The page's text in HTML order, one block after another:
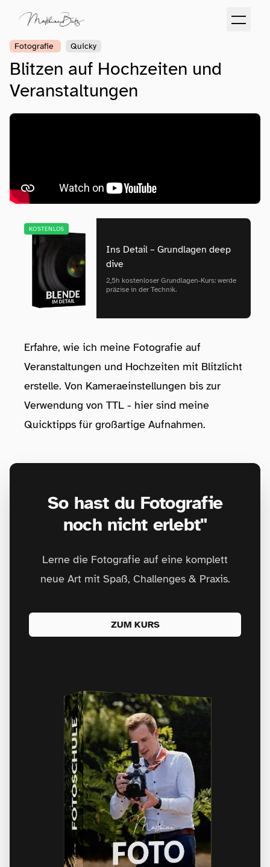
Fotografie Quicky
Blitzen auf Hochzeiten und
Veranstaltungen
KOSTENLOS
Ins Detail – Grundlagen deep
dive
2,5h kostenloser Grundlagen‑Kurs: werde
präzise in der Technik.
Erfahre, wie ich meine Fotografie auf
Veranstaltungen und Hochzeiten mit Blitzlicht
erstelle. Von Kameraeinstellungen bis zur
Verwendung von TTL - hier sind meine
Quicktipps für großartige Aufnahmen.
So hast du Fotografie
noch nicht erlebt"
Lerne die Fotografie auf eine komplett
neue Art mit Spaß, Challenges & Praxis.
ZUM KURS